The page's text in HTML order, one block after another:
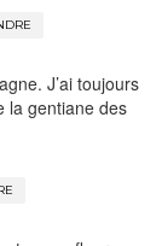
J’ai toujours
la gentiane des